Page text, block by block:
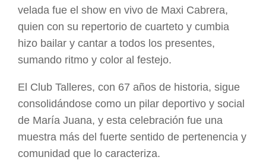
velada fue el show en vivo de Maxi Cabrera,
quien con su repertorio de cuarteto y cumbia
hizo bailar y cantar a todos los presentes,
sumando ritmo y color al festejo.
El Club Talleres, con 67 años de historia, sigue
consolidándose como un pilar deportivo y social
de María Juana, y esta celebración fue una
muestra más del fuerte sentido de pertenencia y
comunidad que lo caracteriza.